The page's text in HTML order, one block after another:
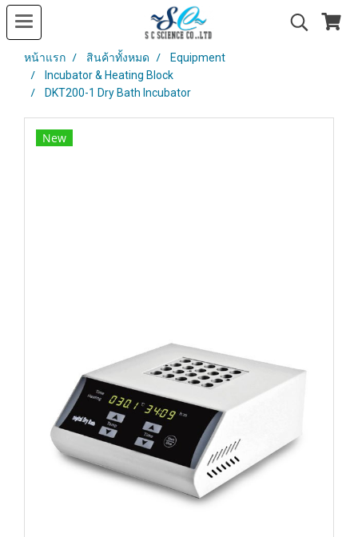
หน้าแรก สินค้าทั้งหมด
Equipment
Incubator & Heating Block
DKT200-1 Dry Bath Incubator
New